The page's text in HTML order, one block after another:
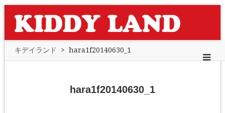
キデイランド > hara1f20140630_1
hara1f20140630_1